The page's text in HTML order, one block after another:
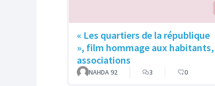
« Les quartiers de la république
», film hommage aux habitants,
associations
NAHDA 92 3 0